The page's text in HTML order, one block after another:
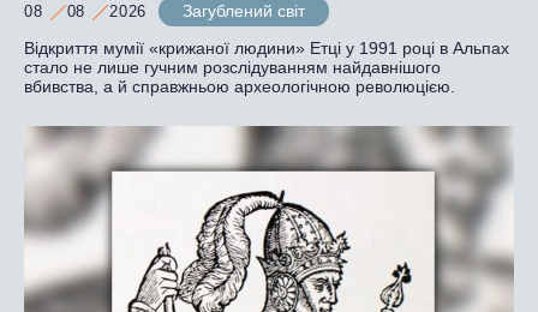
08 08 2026
Загублений світ
Відкриття мумії «крижаної людини» Етці у 1991 році в Альпах
стало не лише гучним розслідуванням найдавнішого
вбивства, а й справжньою археологічною революцією.